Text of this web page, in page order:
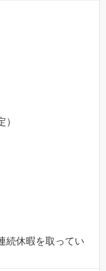
続休暇を取ってい